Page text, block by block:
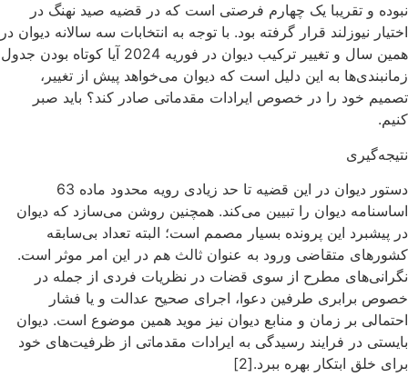
نبوده و تقریبا یک چهارم فرصتی است که در قضیه صید نهنگ در
اختیار نیوزلند قرار گرفته بود. با توجه به انتخابات سه سالانه دیوان در
همین سال و تغییر ترکیب دیوان در فوریه 2024 آیا کوتاه بودن جدول
زمانبندی‌‌ها به این دلیل است که دیوان می‌خواهد پیش از تغییر،
تصمیم خود را در خصوص ایرادات مقدماتی صادر کند؟ باید صبر
کنیم.
نتیجه‌گیری
دستور دیوان در این قضیه تا حد زیادی رویه محدود ماده 63
اساسنامه دیوان را تبیین می‌کند. همچنین روشن می‌سازد که دیوان
در پیشبرد این پرونده بسیار مصمم است؛ البته تعداد بی‌سابقه
کشورهای متقاضی ورود به عنوان ثالث هم در این امر موثر است.
نگرانی‌های مطرح از سوی قضات در نظریات فردی از جمله در
خصوص برابری طرفین دعوا، اجرای صحیح عدالت و یا فشار
احتمالی بر زمان و منابع دیوان نیز موید همین موضوع است. دیوان
بایستی در فرایند رسیدگی به ایرادات مقدماتی از ظرفیت‌های خود
برای خلق ابتکار بهره ببرد.[2]